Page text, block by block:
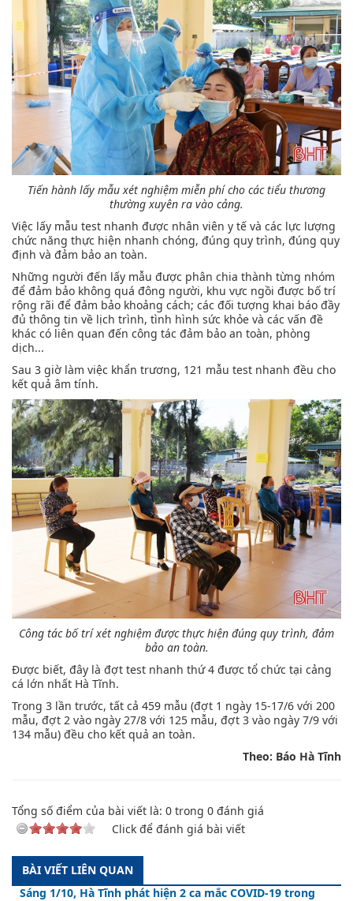
Tiến hành lấy mẫu xét nghiệm miễn phí cho các tiểu thương
thường xuyên ra vào cảng.
Việc lấy mẫu test nhanh được nhân viên y tế và các lực lượng
chức năng thực hiện nhanh chóng, đúng quy trình, đúng quy
định và đảm bảo an toàn.
Những người đến lấy mẫu được phân chia thành từng nhóm
để đảm bảo không quá đông người, khu vực ngồi được bố trí
rộng rãi để đảm bảo khoảng cách; các đối tượng khai báo đầy
đủ thông tin về lịch trình, tình hình sức khỏe và các vấn đề
khác có liên quan đến công tác đảm bảo an toàn, phòng
dịch...
Sau 3 giờ làm việc khẩn trương, 121 mẫu test nhanh đều cho
kết quả âm tính.
Công tác bố trí xét nghiệm được thực hiện đúng quy trình, đảm
bảo an toàn.
Được biết, đây là đợt test nhanh thứ 4 được tổ chức tại cảng
cá lớn nhất Hà Tĩnh.
Trong 3 lần trước, tất cả 459 mẫu (đợt 1 ngày 15-17/6 với 200
mẫu, đợt 2 vào ngày 27/8 với 125 mẫu, đợt 3 vào ngày 7/9 với
134 mẫu) đều cho kết quả an toàn.
Theo: Báo Hà Tĩnh
Tổng số điểm của bài viết là: 0 trong 0 đánh giá
Click để đánh giá bài viết
BÀI VIẾT LIÊN QUAN
Sáng 1/10, Hà Tĩnh phát hiện 2 ca mắc COVID-19 trong